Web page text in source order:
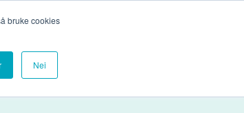
bruke cookies
Nei
Om oss